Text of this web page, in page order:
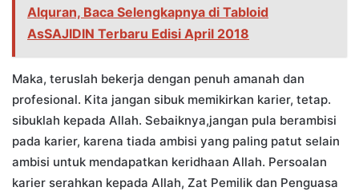
Alquran, Baca Selengkapnya di Tabloid
AsSAJIDIN Terbaru Edisi April 2018
Maka, teruslah bekerja dengan penuh amanah dan
profesional. Kita jangan sibuk memikirkan karier, tetap.
sibuklah kepada Allah. Sebaiknya,jangan pula berambisi
pada karier, karena tiada ambisi yang paling patut selain
ambisi untuk mendapatkan keridhaan Allah. Persoalan
karier serahkan kepada Allah, Zat Pemilik dan Penguasa